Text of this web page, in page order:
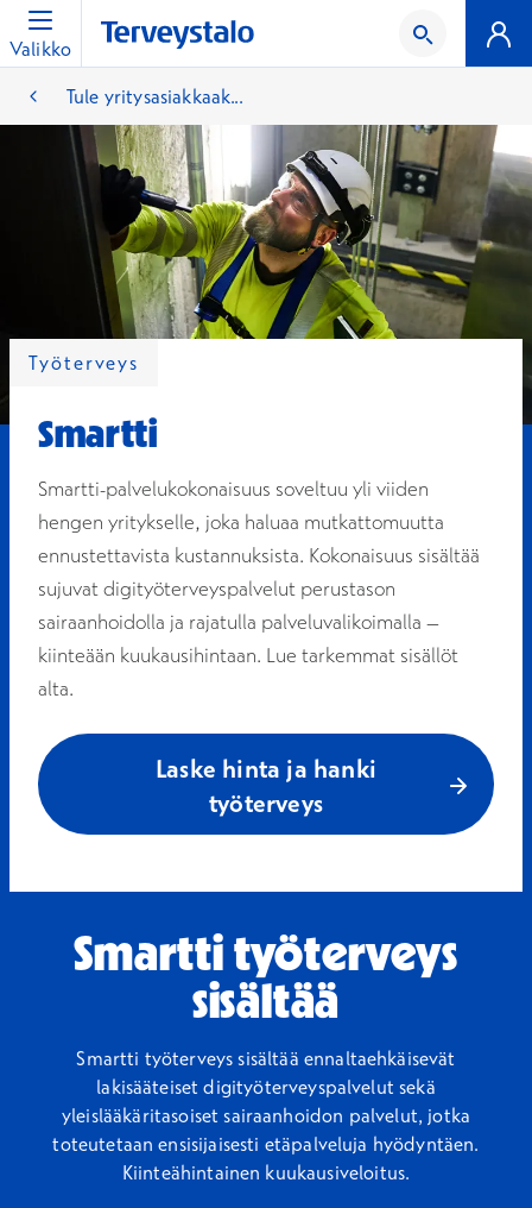
Valikko
Tule yritysasiakkaak...
Työterveys
Smartti
Smartti-palvelukokonaisuus soveltuu yli viiden
hengen yritykselle, joka haluaa mutkattomuutta
ennustettavista kustannuksista. Kokonaisuus sisältää
sujuvat digityöterveyspalvelut perustason
sairaanhoidolla ja rajatulla palveluvalikoimalla –
kiinteään kuukausihintaan. Lue tarkemmat sisällöt
alta.
Laske hinta ja hanki
työterveys
Smartti työterveys
sisältää
Smartti työterveys sisältää ennaltaehkäisevät
lakisääteiset digityöterveyspalvelut sekä
yleislääkäritasoiset sairaanhoidon palvelut, jotka
toteutetaan ensisijaisesti etäpalveluja hyödyntäen.
Kiinteähintainen kuukausiveloitus.